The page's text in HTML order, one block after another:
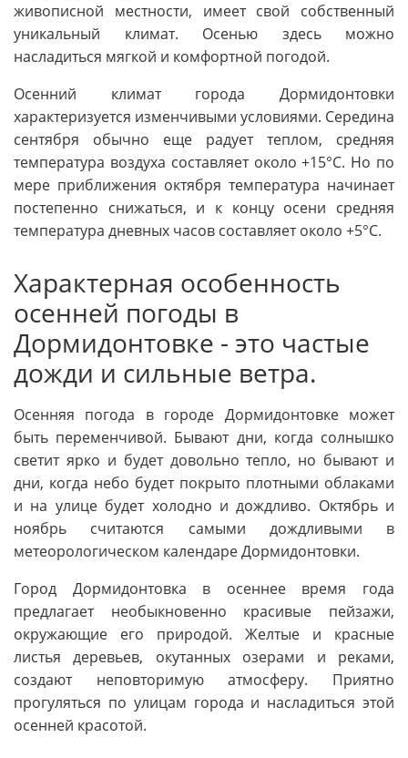
живописной местности, имеет свой собственный
уникальный климат. Осенью здесь можно
насладиться мягкой и комфортной погодой.
Осенний климат города Дормидонтовки
характеризуется изменчивыми условиями. Середина
сентября обычно еще радует теплом, средняя
температура воздуха составляет около +15°C. Но по
мере приближения октября температура начинает
постепенно снижаться, и к концу осени средняя
температура дневных часов составляет около +5°C.
Характерная особенность
осенней погоды в
Дормидонтовке - это частые
дожди и сильные ветра.
Осенняя погода в городе Дормидонтовке может
быть переменчивой. Бывают дни, когда солнышко
светит ярко и будет довольно тепло, но бывают и
дни, когда небо будет покрыто плотными облаками
и на улице будет холодно и дождливо. Октябрь и
ноябрь считаются самыми дождливыми в
метеорологическом календаре Дормидонтовки.
Город Дормидонтовка в осеннее время года
предлагает необыкновенно красивые пейзажи,
окружающие его природой. Желтые и красные
листья деревьев, окутанных озерами и реками,
создают неповторимую атмосферу. Приятно
прогуляться по улицам города и насладиться этой
осенней красотой.